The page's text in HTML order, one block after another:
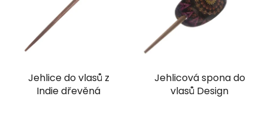
Jehlice do vlasů z
Indie dřevěná
Jehlicová spona do
vlasů Design